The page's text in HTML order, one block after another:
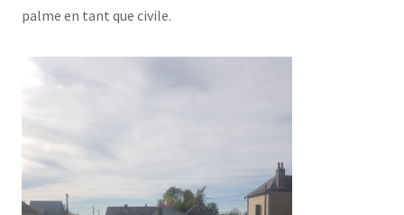
palme en tant que civile.